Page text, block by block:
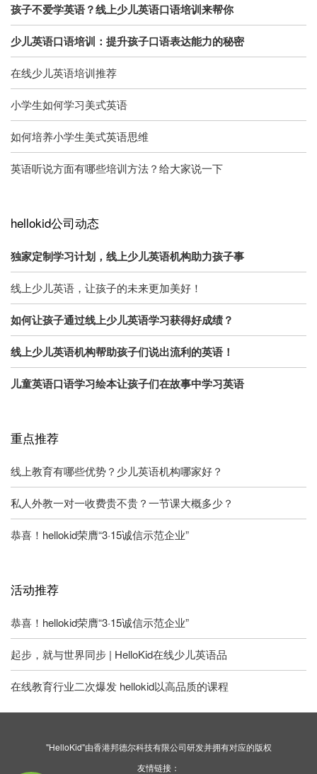
孩子不爱学英语？线上少儿英语口语培训来帮你
少儿英语口语培训：提升孩子口语表达能力的秘密
在线少儿英语培训推荐
小学生如何学习美式英语
如何培养小学生美式英语思维
英语听说方面有哪些培训方法？给大家说一下
hellokid公司动态
独家定制学习计划，线上少儿英语机构助力孩子事
线上少儿英语，让孩子的未来更加美好！
如何让孩子通过线上少儿英语学习获得好成绩？
线上少儿英语机构帮助孩子们说出流利的英语！
儿童英语口语学习绘本让孩子们在故事中学习英语
重点推荐
线上教育有哪些优势？少儿英语机构哪家好？
私人外教一对一收费贵不贵？一节课大概多少？
恭喜！hellokid荣膺“3·15诚信示范企业”
活动推荐
恭喜！hellokid荣膺“3·15诚信示范企业”
起步，就与世界同步 | HelloKid在线少儿英语品
在线教育行业二次爆发 hellokid以高品质的课程
"HelloKid"由香港邦德尔科技有限公司研发并拥有对应的版权
友情链接：